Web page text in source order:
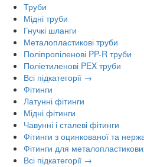
Труби
Мідні труби
Гнучкі шланги
Металопластикові труби
Поліпропіленові PP-R труби
Поліетиленові PEX труби
Всі підкатегорії →
Фітинги
Латунні фітинги
Мідні фітинги
Чавунні і сталеві фітинги
Фітинги з оцинкованої та
Фітинги для
Всі підкатегорії →